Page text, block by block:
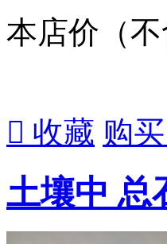
本店价（不
 收藏 购买
土壤中 总